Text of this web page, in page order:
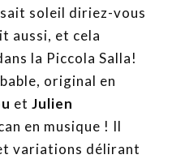
soleil diriez-vous
aussi, et cela
la Piccola Salla!
original en
et Julien
en musique ! Il
variations délirant